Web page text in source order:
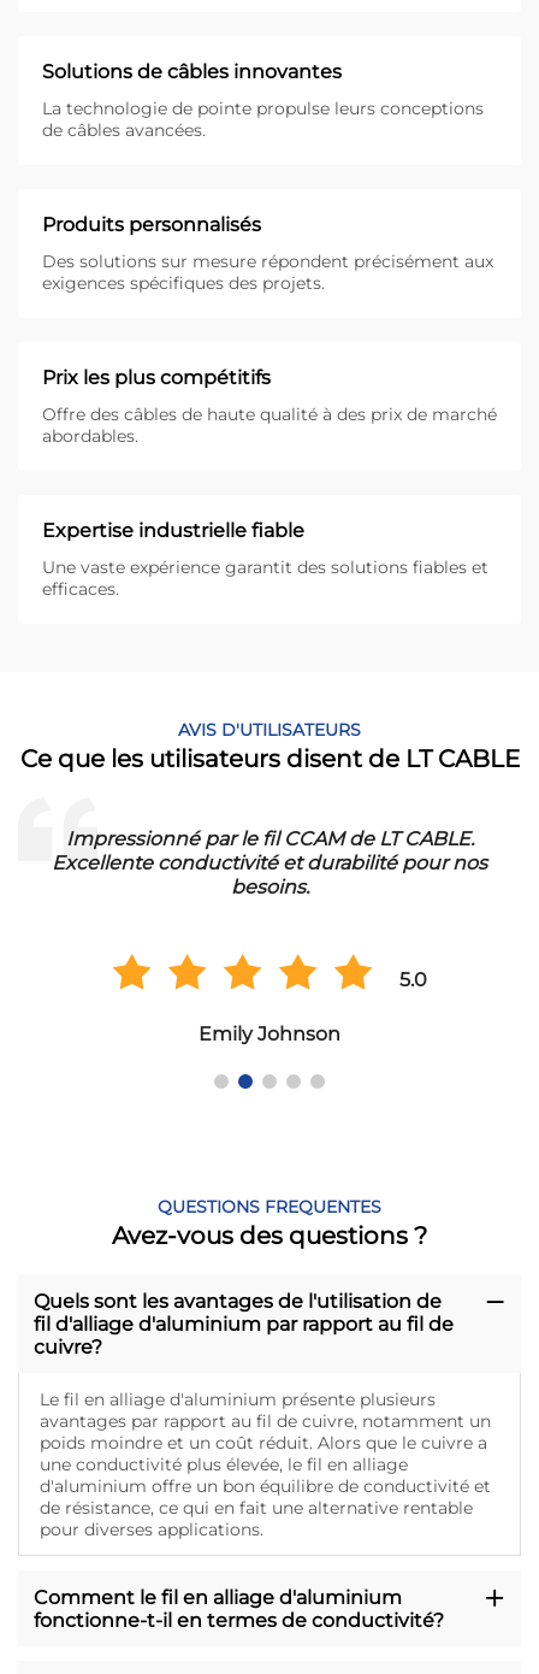
Solutions de câbles innovantes
La technologie de pointe propulse leurs conceptions
de câbles avancées.
Produits personnalisés
Des solutions sur mesure répondent précisément aux
exigences spécifiques des projets.
Prix les plus compétitifs
Offre des câbles de haute qualité à des prix de marché
abordables.
Expertise industrielle fiable
Une vaste expérience garantit des solutions fiables et
efficaces.
AVIS D'UTILISATEURS
Ce que les utilisateurs disent de LT CABLE
Impressionné par le fil CCAM de LT CABLE.
Excellente conductivité et durabilité pour nos
besoins.
5.0
Emily Johnson
QUESTIONS FREQUENTES
Avez-vous des questions ?
Quels sont les avantages de l'utilisation de
fil d'alliage d'aluminium par rapport au fil de
cuivre?
Le fil en alliage d'aluminium présente plusieurs
avantages par rapport au fil de cuivre, notamment un
poids moindre et un coût réduit. Alors que le cuivre a
une conductivité plus élevée, le fil en alliage
d'aluminium offre un bon équilibre de conductivité et
de résistance, ce qui en fait une alternative rentable
pour diverses applications.
Comment le fil en alliage d'aluminium
fonctionne-t-il en termes de conductivité?